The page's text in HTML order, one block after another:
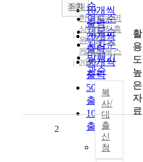
순
연도순
제목순
저자순
발행기
관순
10개씩
출력
20개씩
출력
30개씩
출력
50개씩
출력
100개씩
출력
조회
윤재식
한국방송영
상산업진흥
원 커뮤니
케이션북스
2003
복
사/
대
출
신
청
2
활
용
도
높
은
자
료